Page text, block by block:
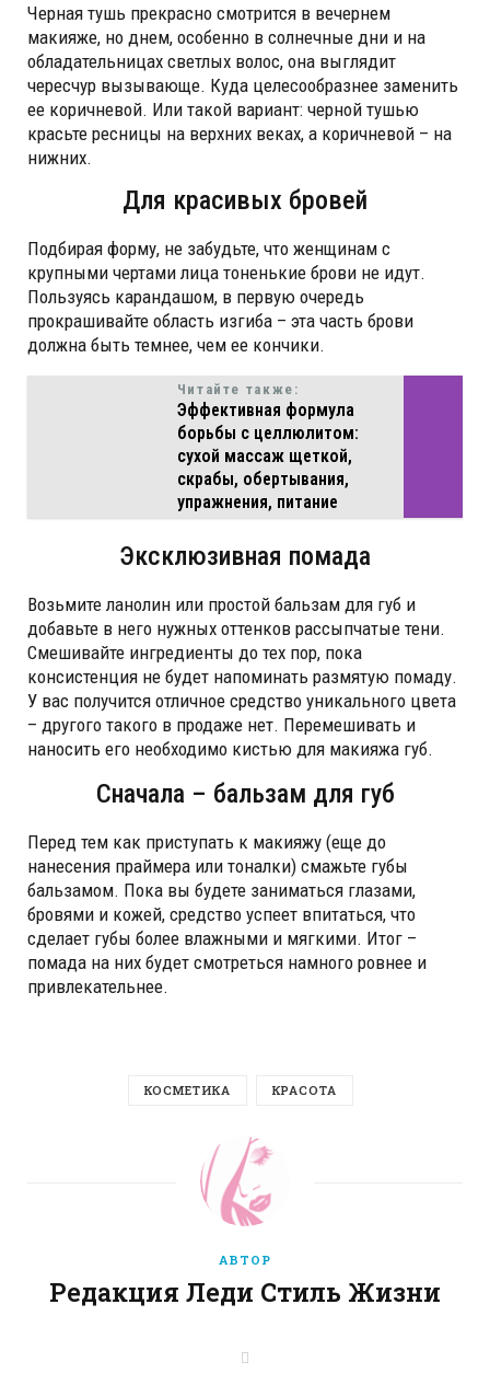
Черная тушь прекрасно смотрится в вечернем
макияже, но днем, особенно в солнечные дни и на
обладательницах светлых волос, она выглядит
чересчур вызывающе. Куда целесообразнее заменить
ее коричневой. Или такой вариант: черной тушью
красьте ресницы на верхних веках, а коричневой – на
нижних.
Для красивых бровей
Подбирая форму, не забудьте, что женщинам с
крупными чертами лица тоненькие брови не идут.
Пользуясь карандашом, в первую очередь
прокрашивайте область изгиба – эта часть брови
должна быть темнее, чем ее кончики.
Читайте также:
Эффективная формула
борьбы с целлюлитом:
сухой массаж щеткой,
скрабы, обертывания,
упражнения, питание
Эксклюзивная помада
Возьмите ланолин или простой бальзам для губ и
добавьте в него нужных оттенков рассыпчатые тени.
Смешивайте ингредиенты до тех пор, пока
консистенция не будет напоминать размятую помаду.
У вас получится отличное средство уникального цвета
– другого такого в продаже нет. Перемешивать и
наносить его необходимо кистью для макияжа губ.
Сначала – бальзам для губ
Перед тем как приступать к макияжу (еще до
нанесения праймера или тоналки) смажьте губы
бальзамом. Пока вы будете заниматься глазами,
бровями и кожей, средство успеет впитаться, что
сделает губы более влажными и мягкими. Итог –
помада на них будет смотреться намного ровнее и
привлекательнее.
КОСМЕТИКА КРАСОТА
АВТОР
Редакция Леди Стиль Жизни